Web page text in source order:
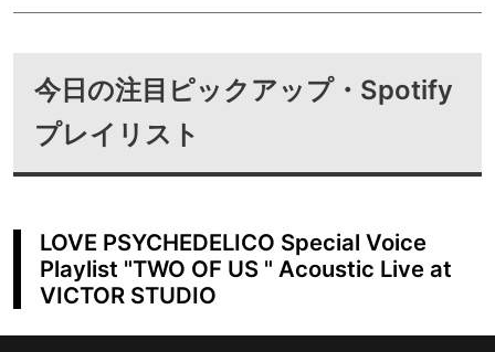
今日の注目ピックアップ・Spotify
プレイリスト
LOVE PSYCHEDELICO Special Voice
Playlist "TWO OF US " Acoustic Live at
VICTOR STUDIO